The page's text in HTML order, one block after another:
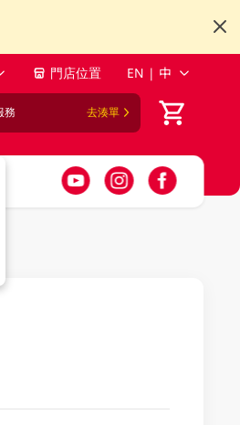
門店位置 EN | 中
務 去湊單